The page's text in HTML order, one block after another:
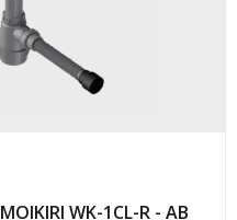
WK-1CL-R - AB